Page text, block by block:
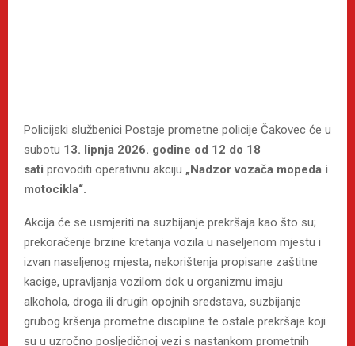
Policijski službenici Postaje prometne policije Čakovec će u
subotu 13. lipnja 2026. godine od 12 do 18
sati provoditi operativnu akciju „Nadzor vozača mopeda i
motocikla“.
Akcija će se usmjeriti na suzbijanje prekršaja kao što su;
prekoračenje brzine kretanja vozila u naseljenom mjestu i
izvan naseljenog mjesta, nekorištenja propisane zaštitne
kacige, upravljanja vozilom dok u organizmu imaju
alkohola, droga ili drugih opojnih sredstava, suzbijanje
grubog kršenja prometne discipline te ostale prekršaje koji
su u uzročno posljedičnoj vezi s nastankom prometnih